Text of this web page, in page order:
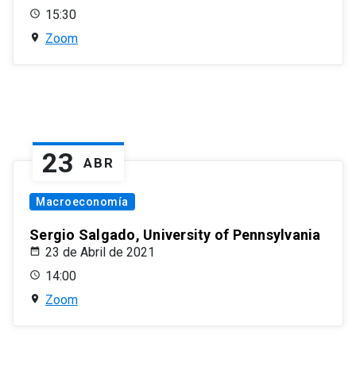
15:30
Zoom
23 ABR
Macroeconomía
Sergio Salgado, University of Pennsylvania
23 de Abril de 2021
14:00
Zoom